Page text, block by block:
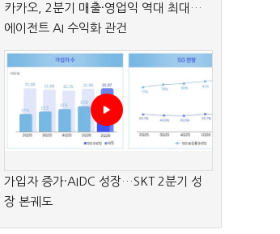
카카오, 2분기 매출·영업익 역대 최대…
에이전트 AI 수익화 관건
가입자 증가·AIDC 성장…SKT 2분기 성
장 본궤도